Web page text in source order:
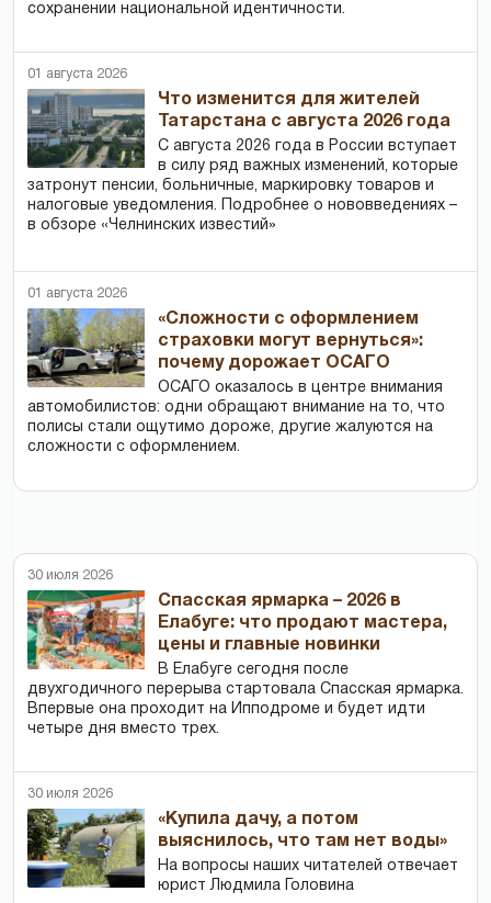
сохранении национальной идентичности.
01 августа 2026
Что изменится для жителей
Татарстана с августа 2026 года
С августа 2026 года в России вступает
в силу ряд важных изменений, которые
затронут пенсии, больничные, маркировку товаров и
налоговые уведомления. Подробнее о нововведениях –
в обзоре «Челнинских известий»
01 августа 2026
«Сложности с оформлением
страховки могут вернуться»:
почему дорожает ОСАГО
ОСАГО оказалось в центре внимания
автомобилистов: одни обращают внимание на то, что
полисы стали ощутимо дороже, другие жалуются на
сложности с оформлением.
30 июля 2026
Спасская ярмарка – 2026 в
Елабуге: что продают мастера,
цены и главные новинки
В Елабуге сегодня после
двухгодичного перерыва стартовала Спасская ярмарка.
Впервые она проходит на Ипподроме и будет идти
четыре дня вместо трех.
30 июля 2026
«Купила дачу, а потом
выяснилось, что там нет воды»
На вопросы наших читателей отвечает
юрист Людмила Головина